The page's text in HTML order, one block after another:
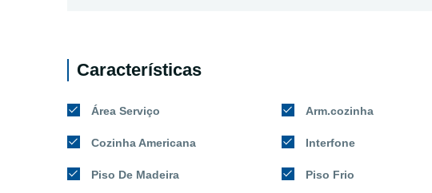
Características
Área Serviço Arm.cozinha
Cozinha Americana Interfone
Piso De Madeira Piso Frio